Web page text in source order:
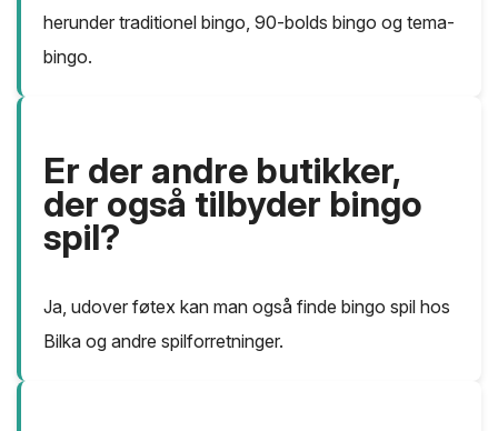
herunder traditionel bingo, 90-bolds bingo og tema-
bingo.
Er der andre butikker,
der også tilbyder bingo
spil?
Ja, udover føtex kan man også finde bingo spil hos
Bilka og andre spilforretninger.